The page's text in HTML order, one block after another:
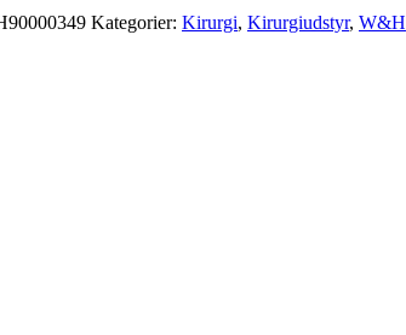
Kategorier: Kirurgi, Kirurgiudstyr, W&H